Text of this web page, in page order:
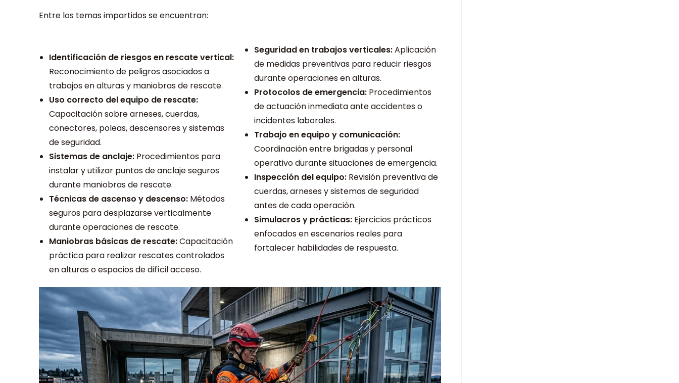
Entre los temas impartidos se encuentran:
Identificación de riesgos en rescate vertical:
Reconocimiento de peligros asociados a
trabajos en alturas y maniobras de rescate.
Uso correcto del equipo de rescate:
Capacitación sobre arneses, cuerdas,
conectores, poleas, descensores y sistemas
de seguridad.
Sistemas de anclaje: Procedimientos para
instalar y utilizar puntos de anclaje seguros
durante maniobras de rescate.
Técnicas de ascenso y descenso: Métodos
seguros para desplazarse verticalmente
durante operaciones de rescate.
Maniobras básicas de rescate:Capacitación
práctica para realizar rescates controlados
en alturas o espacios de difícil acceso.
Seguridad en trabajos verticales:Aplicación
de medidas preventivas para reducir riesgos
durante operaciones en alturas.
Protocolos de emergencia: Procedimientos
de actuación inmediata ante accidentes o
incidentes laborales.
Trabajo en equipo y comunicación:
Coordinación entre brigadas y personal
operativo durante situaciones de emergencia.
Inspección del equipo: Revisión preventiva de
cuerdas, arneses y sistemas de seguridad
antes de cada operación.
Simulacros y prácticas: Ejercicios prácticos
enfocados en escenarios reales para
fortalecer habilidades de respuesta.